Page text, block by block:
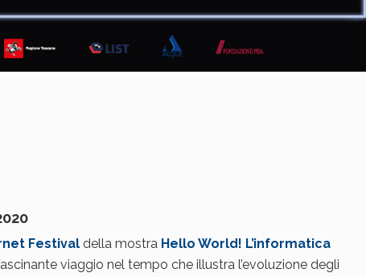
Festival della mostra Hello World! L’informatica
viaggio nel tempo che illustra l’evoluzione degli